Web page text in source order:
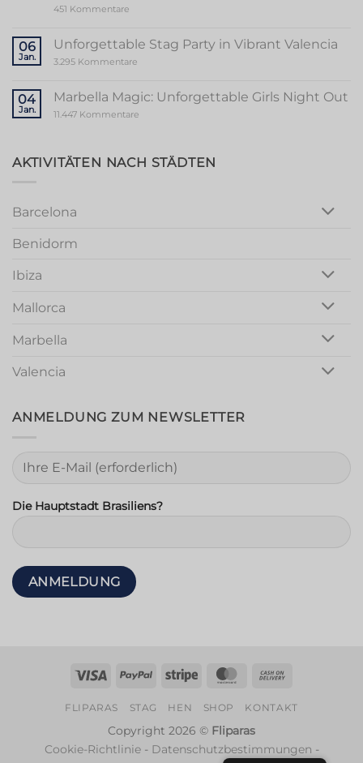
451 Kommentare
to
a
Memorable
Party
06
Jan.
Unforgettable Stag Party in Vibrant Valencia
3.295 Kommentare
Party
in
Vibrant
04
Jan.
Marbella Magic: Unforgettable Girls Night Out
11.447 Kommentare
Girls
Night
AKTIVITÄTEN NACH STÄDTEN
Barcelona
Benidorm
Ibiza
Mallorca
Marbella
Valencia
ANMELDUNG ZUM NEWSLETTER
Die Hauptstadt Brasiliens?
Visum PayPal Streifen MasterCard
FLIPARAS STAG HEN SHOP KONTAKT
Copyright 2026 © Fliparas
Cookie-Richtlinie- Datenschutzbestimmungen -